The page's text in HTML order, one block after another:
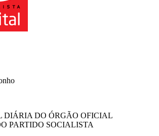
DIÁRIA DO ÓRGÃO OFICIAL
PARTIDO SOCIALISTA